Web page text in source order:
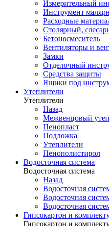
Измерительный
Инструмент
Расходные
Столярный,
Бетоносмеситель
Вентиляторы и
Замки
Отделочный
Средства защиты
Ящики под
Утеплители
Утеплители
Назад
Межвенцовый
Пенопласт
Подложка
Утеплители
Пенополистирол
Водосточная система
Водосточная система
Назад
Водосточная
Водосточная
Водосточная
Гипсокартон и
Гипсокартон и